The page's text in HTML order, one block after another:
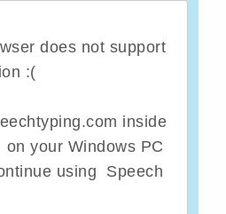
does not support
inside
on your Windows PC
using  Speech